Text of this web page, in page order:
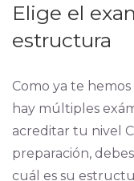
Elige el
estructura
Como ya te
hay múltiples
acreditar tu nivel
preparación,
cuál es su